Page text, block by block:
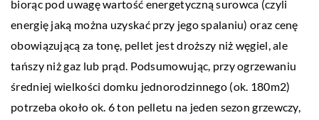
biorąc pod uwagę wartość energetyczną surowca (czyli
energię jaką można uzyskać przy jego spalaniu) oraz cenę
obowiązującą za tonę, pellet jest droższy niż węgiel, ale
tańszy niż gaz lub prąd. Podsumowując, przy ogrzewaniu
średniej wielkości domku jednorodzinnego (ok. 180m2)
potrzeba około ok. 6 ton pelletu na jeden sezon grzewczy,